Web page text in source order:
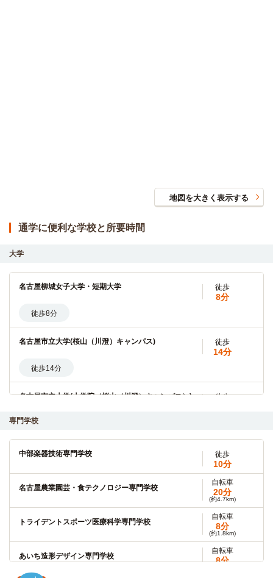
地図を大きく表示する
通学に便利な学校と所要時間
大学
名古屋柳城女子大学・短期大学 徒歩
8分
徒歩8分
名古屋市立大学(桜山（川澄）キャンパス) 徒歩
14分
徒歩14分
名古屋市立大学(大学院（桜山（川澄）キャンパス）) 徒歩
徒歩14分
名古屋工業大学(大学院) 7分
(約1.7km)
名古屋市立大学(滝子（山の畑）キャンパス)
自転車
8分
(約1.8km)
名古屋市立大学(大学院（滝子（山の畑）キャンパス）)
自転車
8分
(約1.8km)
専門学校
中部楽器技術専門学校 徒歩
10分
名古屋農業園芸・食テクノロジー専門学校
自転車
20分
(約4.7km)
トライデントスポーツ医療科学専門学校
自転車
8分
(約1.8km)
あいち造形デザイン専門学校
自転車
8分